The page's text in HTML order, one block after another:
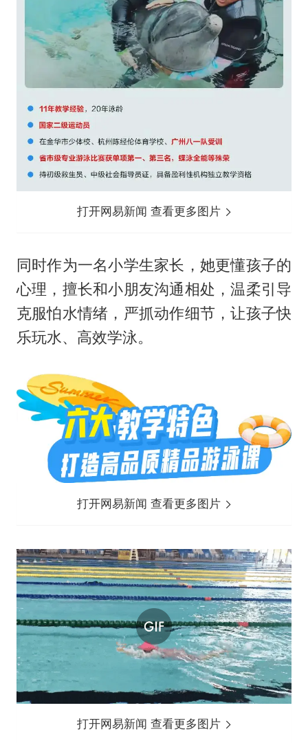
打开网易新闻 查看更多图片
同时作为一名小学生家长，她更懂孩子的
心理，擅长和小朋友沟通相处，温柔引导
克服怕水情绪，严抓动作细节，让孩子快
乐玩水、高效学泳。
打开网易新闻 查看更多图片
打开网易新闻 查看更多图片